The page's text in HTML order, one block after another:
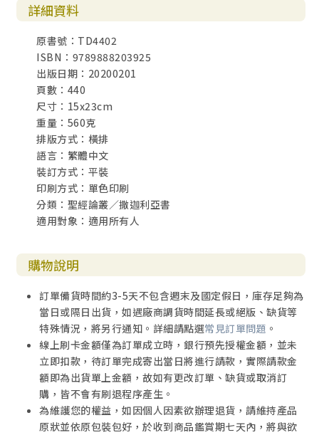
1. 異象的內容（四1~3）
2. 異象的解釋（四4~14）
神學反思（四1~14）
六、第六個異象：飛行的書卷（五1~4）
1. 異象的內容（五1~2）
2. 異象的解釋（五3~4）
七、第七個異象：在量器中的婦人（五5~11）
1. 異象的內容（五5~7）
2. 異象的解釋（五8~11）
神學反思（五1~11）
八、第八個異象：四輛戰車（六1~8）
1. 異象的內容（六1~4）
2. 解釋異象（六5~8）
九、神諭的總結：約書亞的加冕（六9~15）
叁 禁食與祝福（七1~八23）
1. 時機與問題（七1~3）
2. 上帝的責備（七4~7）
3. 悔改的呼籲（七8~14）
神學反思（七1~14）
二、上帝的賜福（八1~23）
1. 耶路撒冷的復興（八1~17）
2. 萬民前來尋求主恩（八18~23）
神學反思（八1~23）
詳細資料
原書號：TD4402
ISBN：9789888203925
出版日期：20200201
頁數：440
尺寸：15x23cm
重量：560克
排版方式：橫排
語言：繁體中文
裝訂方式：平裝
印刷方式：單色印刷
分類：聖經論叢／撒迦利亞書
適用對象：適用所有人
購物說明
訂單備貨時間約3-5天不包含週末及國定假日，庫存足夠為
當日或隔日出貨，如遇廠商調貨時間延長或絕版、缺貨等
特殊情況，將另行通知。詳細請點選常見訂單問題 。
線上刷卡金額僅為訂單成立時，銀行預先授權金額，並未
立即扣款，待訂單完成寄出當日將進行請款，實際請款金
額即為出貨單上金額，故如有更改訂單、缺貨或取消訂
購，皆不會有刷退程序產生。
為維護您的權益，如因個人因素欲辦理退貨，請維持產品
原狀並依原包裝包好，於收到商品鑑賞期七天內，將與欲